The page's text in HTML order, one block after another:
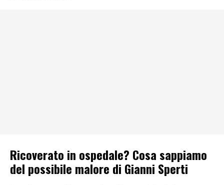
Ricoverato in ospedale? Cosa sappiamo
del possibile malore di Gianni Sperti